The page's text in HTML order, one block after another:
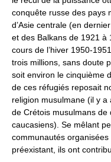
conquête russe des pays
d’Asie centrale (en
et des Balkans de 1921 à
cours de l’hiver 1950-
trois millions, sans doute
soit environ le cinquième
de ces réfugiés reposait
religion musulmane (il y
de Crétois musulmans de
caucasiens). Se mêlant
communautés
préexistant, ils ont